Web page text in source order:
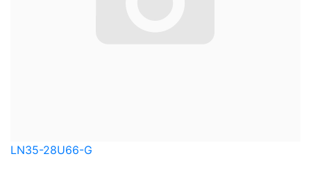
LN35-28U66-G